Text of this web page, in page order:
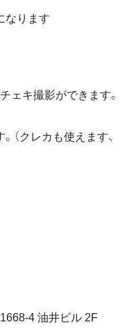
なります
ェキ撮影ができます。
（クレカも使えます、
4 油井ビル 2F